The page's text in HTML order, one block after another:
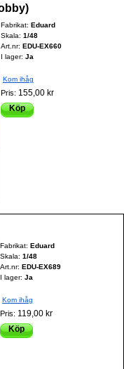
Fabrikat: Eduard
Skala: 1/48
Art.nr: EDU-EX660
I lager: Ja
Kom ihåg
Pris: 155,00 kr
Köp
Fabrikat:Eduard
Skala:1/48
Art.nr:EDU-EX689
I lager: Ja
Kom ihåg
Pris: 119,00 kr
Köp